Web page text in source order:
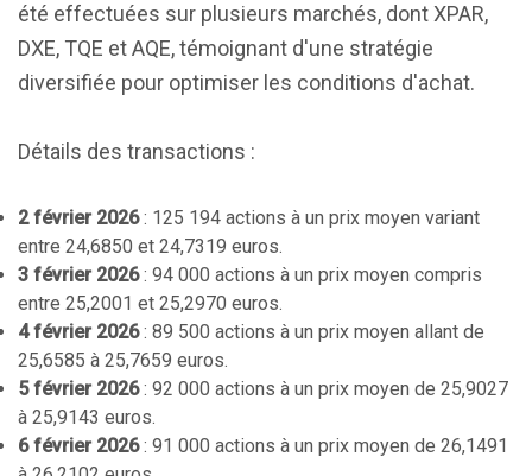
été effectuées sur plusieurs marchés, dont XPAR,
DXE, TQE et AQE, témoignant d'une stratégie
diversifiée pour optimiser les conditions d'achat.
Détails des transactions :
2 février 2026: 125 194 actions à un prix moyen variant
entre 24,6850 et 24,7319 euros.
3 février 2026: 94 000 actions à un prix moyen compris
entre 25,2001 et 25,2970 euros.
4 février 2026: 89 500 actions à un prix moyen allant de
25,6585 à 25,7659 euros.
5 février 2026: 92 000 actions à un prix moyen de 25,9027
à 25,9143 euros.
6 février 2026: 91 000 actions à un prix moyen de 26,1491